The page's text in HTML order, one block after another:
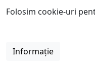
Folosim cookie-uri
Informație